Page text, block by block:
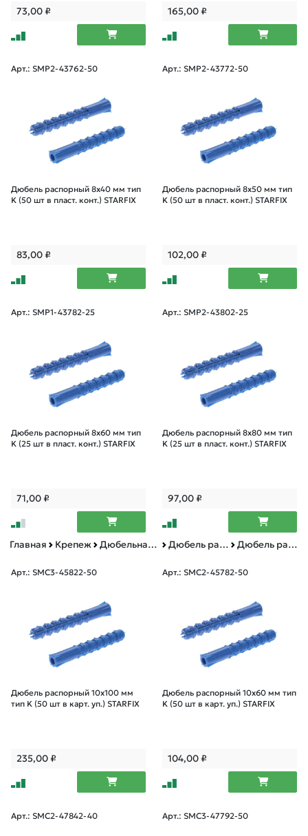
73,00₽ 165,00₽
Арт.: SMP2-43762-50
Дюбель распорный 8х40 мм тип
K (50 шт в пласт. конт.) STARFIX
83,00₽
Арт.: SMP2-43772-50
Дюбель распорный 8х50 мм тип
K (50 шт в пласт. конт.) STARFIX
102,00₽
Арт.: SMP1-43782-25
Дюбель распорный 8х60 мм тип
K (25 шт в пласт. конт.) STARFIX
71,00₽
Арт.: SMP2-43802-25
Дюбель распорный 8х80 мм тип
K (25 шт в пласт. конт.) STARFIX
97,00₽
Главная Крепеж Дюбельная техника Дюбель распорный тип K Дюбель распорный тип K картонная упаковка
Арт.: SMC3-45822-50
Дюбель распорный 10х100 мм
тип K (50 шт в карт. уп.) STARFIX
235,00₽
Арт.: SMC2-45782-50
Дюбель распорный 10х60 мм тип
K (50 шт в карт. уп.) STARFIX
104,00₽
Арт.: SMC2-47842-40 Арт.: SMC3-47792-50